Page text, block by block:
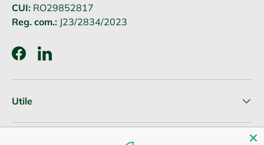
CUI: RO29852817
Reg. com.: J23/2834/2023
FacebookLinkedIn
Utile